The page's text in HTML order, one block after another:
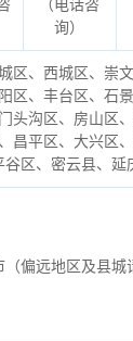
（电话咨
询）
区、西城区、崇
区、丰台区、石
头沟区、房山区、
昌平区、大兴区、
谷区、密云县、延
（偏远地区及县城